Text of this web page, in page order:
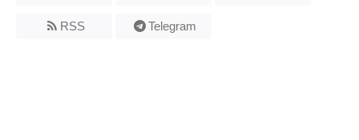
RSS Telegram